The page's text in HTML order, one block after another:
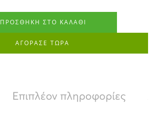
ΠΡΟΣΘΉΚΗ ΣΤΟ ΚΑΛΆΘΙ
ΑΓΟΡΑΣΕ ΤΩΡΑ
Επιπλέον πληροφορίες